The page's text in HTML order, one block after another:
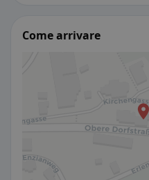
Come arrivare